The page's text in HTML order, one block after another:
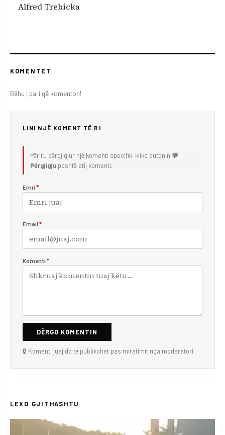
Alfred Trebicka
KOMENTET
Bëhu i pari që komenton!
LINI NJË KOMENT TË RI
Për t'u përgjigjur një komenti specifik, kliko butonin 💬
Përgjigju poshtë atij komenti.
Emri *
Email *
Komenti *
DËRGO KOMENTIN
🔒 Komenti juaj do të publikohet pas miratimit nga moderatori.
LEXO GJITHASHTU